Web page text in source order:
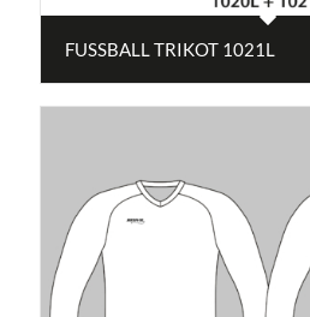
FUSSBALL TRIKOT 1021L